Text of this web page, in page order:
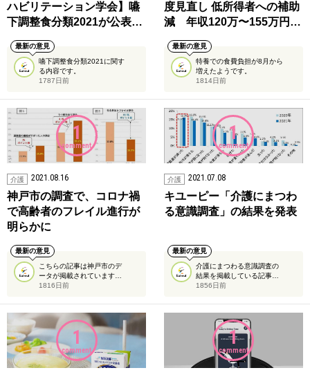
ハビリテーション学会】嚥
下調整食分類2021が公表…
最新の意見
嚥下調整食分類2021に関す
る内容です。
1787日前
度見直し 低所得者への補助
減 年収120万〜155万円…
最新の意見
特養での食費負担が8月から
増えたようです。
1814日前
1
comment
介護 2021.08.16
神戸市の調査で、コロナ禍
で高齢者のフレイル進行が
明らかに
最新の意見
こちらの記事は神戸市のデ
ータが掲載されています…
1816日前
1
comment
介護 2021.07.08
キユーピー「介護にまつわ
る意識調査」の結果を発表
最新の意見
介護にまつわる意識調査の
結果を掲載している記事…
1856日前
1
comment
1
comment